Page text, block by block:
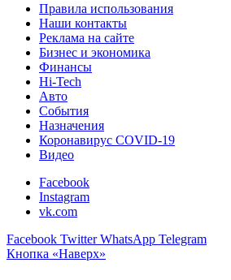
Правила использования
Наши контакты
Реклама на сайте
Бизнес и экономика
Финансы
Hi-Tech
Авто
События
Назначения
Коронавирус COVID-19
Видео
Facebook
Instagram
vk.com
Facebook Twitter WhatsApp Telegram
Кнопка «Наверх»